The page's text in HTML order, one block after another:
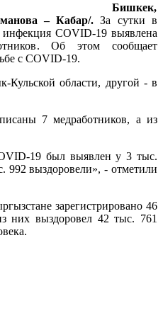
Бишкек,
– Кабар/. За сутки в
инфекция COVID-19 выявлена
Об этом сообщает
с COVID-19.
области, другой - в
7 медработников, а из
19 был выявлен у 3 тыс.
992 выздоровели», - отметили
зарегистрировано 46
них выздоровел 42 тыс. 761